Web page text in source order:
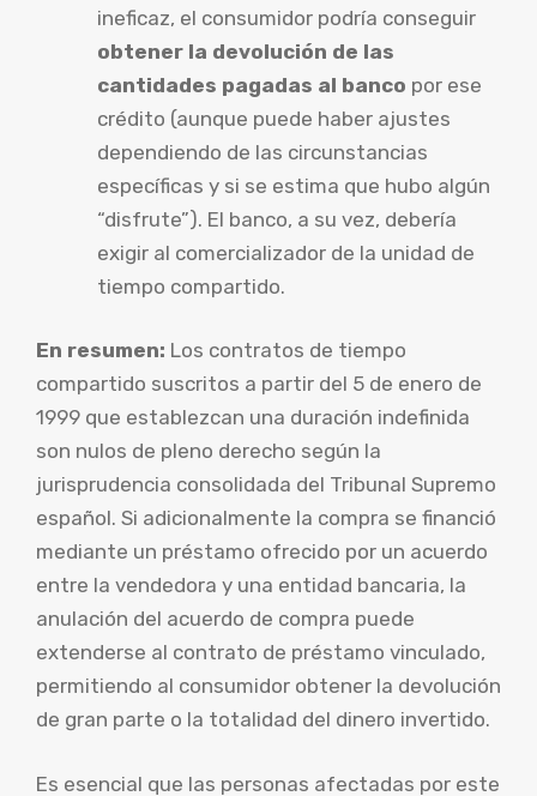
ineficaz, el consumidor podría conseguir
obtener la devolución de las
cantidades pagadas al banco por ese
crédito (aunque puede haber ajustes
dependiendo de las circunstancias
específicas y si se estima que hubo algún
“disfrute”). El banco, a su vez, debería
exigir al comercializador de la unidad de
tiempo compartido.
En resumen: Los contratos de tiempo
compartido suscritos a partir del 5 de enero de
1999 que establezcan una duración indefinida
son nulos de pleno derecho según la
jurisprudencia consolidada del Tribunal Supremo
español. Si adicionalmente la compra se financió
mediante un préstamo ofrecido por un acuerdo
entre la vendedora y una entidad bancaria, la
anulación del acuerdo de compra puede
extenderse al contrato de préstamo vinculado,
permitiendo al consumidor obtener la devolución
de gran parte o la totalidad del dinero invertido.
Es esencial que las personas afectadas por este